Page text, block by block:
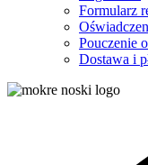
Formularz
Pouczenie
Dostawa i